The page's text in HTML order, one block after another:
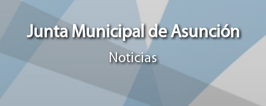
Junta Municipal de Asunción
Noticias